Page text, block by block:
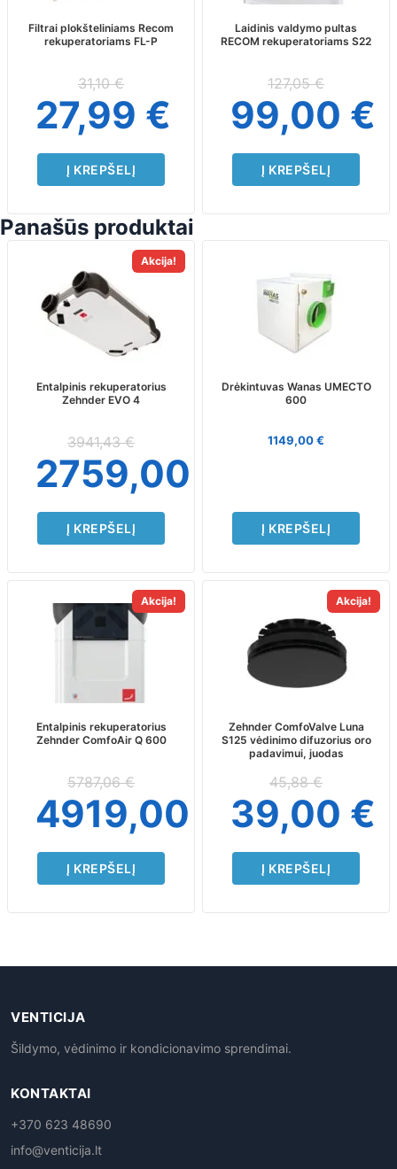
Filtrai plokšteliniams Recom
rekuperatoriams FL-P
31,10€
27,99 €
Į KREPŠELĮ
Laidinis valdymo pultas
RECOM rekuperatoriams S22
127,05€
99,00 €
Į KREPŠELĮ
Panašūs produktai
Akcija!
Entalpinis rekuperatorius
Zehnder EVO 4
3941,43€
2759,00
Į KREPŠELĮ
Drėkintuvas Wanas UMECTO
600
1149,00€
Į KREPŠELĮ
Akcija!
Entalpinis rekuperatorius
Zehnder ComfoAir Q 600
5787,06€
4919,00
Į KREPŠELĮ
Akcija!
Zehnder ComfoValve Luna
S125 vėdinimo difuzorius oro
padavimui, juodas
45,88€
39,00 €
Į KREPŠELĮ
VENTICIJA
Šildymo, vėdinimo ir kondicionavimo sprendimai.
KONTAKTAI
+370 623 48690
info@venticija.lt